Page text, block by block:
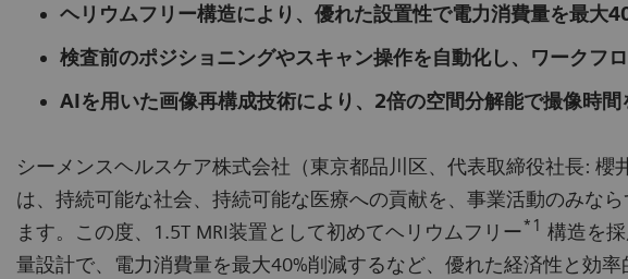
ヘリウムフリー構造により、優れた設置性で電力消費量を最大
検査前のポジショニングやスキャン操作を自動化し、ワークフ
AIを用いた画像再構成技術により、2倍の空間分解能で撮像時
シーメンスヘルスケア株式会社（東京都品川区、代表取締役社長: 櫻
は、持続可能な社会、持続可能な医療への貢献を、事業活動のみな
ます。この度、1.5T MRI装置として初めてヘリウムフリー*1 構造を
量設計で、電力消費量を最大40%削減するなど、優れた経済性と効